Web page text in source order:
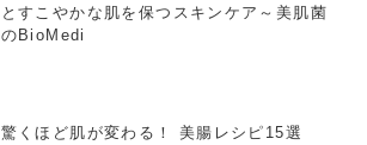
とすこやかな肌を保つスキンケア～美肌菌
のBioMedi
驚くほど肌が変わる！ 美腸レシピ15選